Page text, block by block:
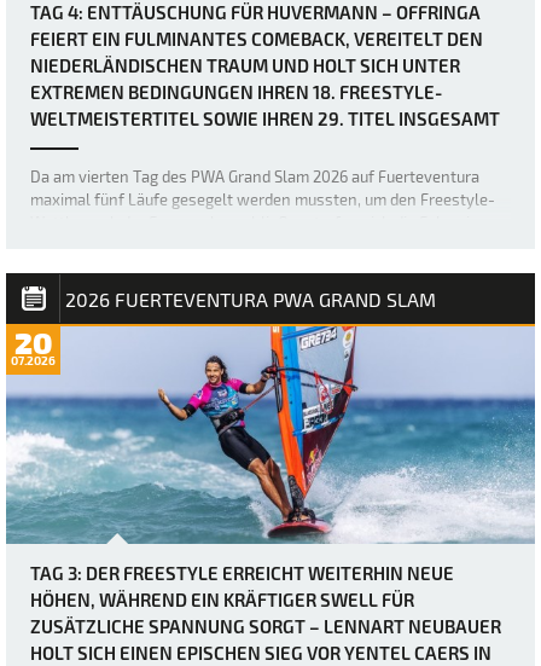
TAG 4: ENTTÄUSCHUNG FÜR HUVERMANN – OFFRINGA
FEIERT EIN FULMINANTES COMEBACK, VEREITELT DEN
NIEDERLÄNDISCHEN TRAUM UND HOLT SICH UNTER
EXTREMEN BEDINGUNGEN IHREN 18. FREESTYLE-
WELTMEISTERTITEL SOWIE IHREN 29. TITEL INSGESAMT
Da am vierten Tag des PWA Grand Slam 2026 auf Fuerteventura
maximal fünf Läufe gesegelt werden mussten, um den Freestyle-
kam. Die heutigen Bedingung…
2026 FUERTEVENTURA PWA GRAND SLAM
20
07.2026
TAG 3: DER FREESTYLE ERREICHT WEITERHIN NEUE
HÖHEN, WÄHREND EIN KRÄFTIGER SWELL FÜR
ZUSÄTZLICHE SPANNUNG SORGT – LENNART NEUBAUER
HOLT SICH EINEN EPISCHEN SIEG VOR YENTEL CAERS IN